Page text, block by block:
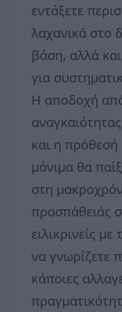
εντάξετε
λαχανικά στο
βάση, αλλά
για
Η αποδοχή
και η πρόθεσή
μόνιμα θα
στη
προσπάθειάς
ειλικρινείς
να γνωρίζετε
κάποιες